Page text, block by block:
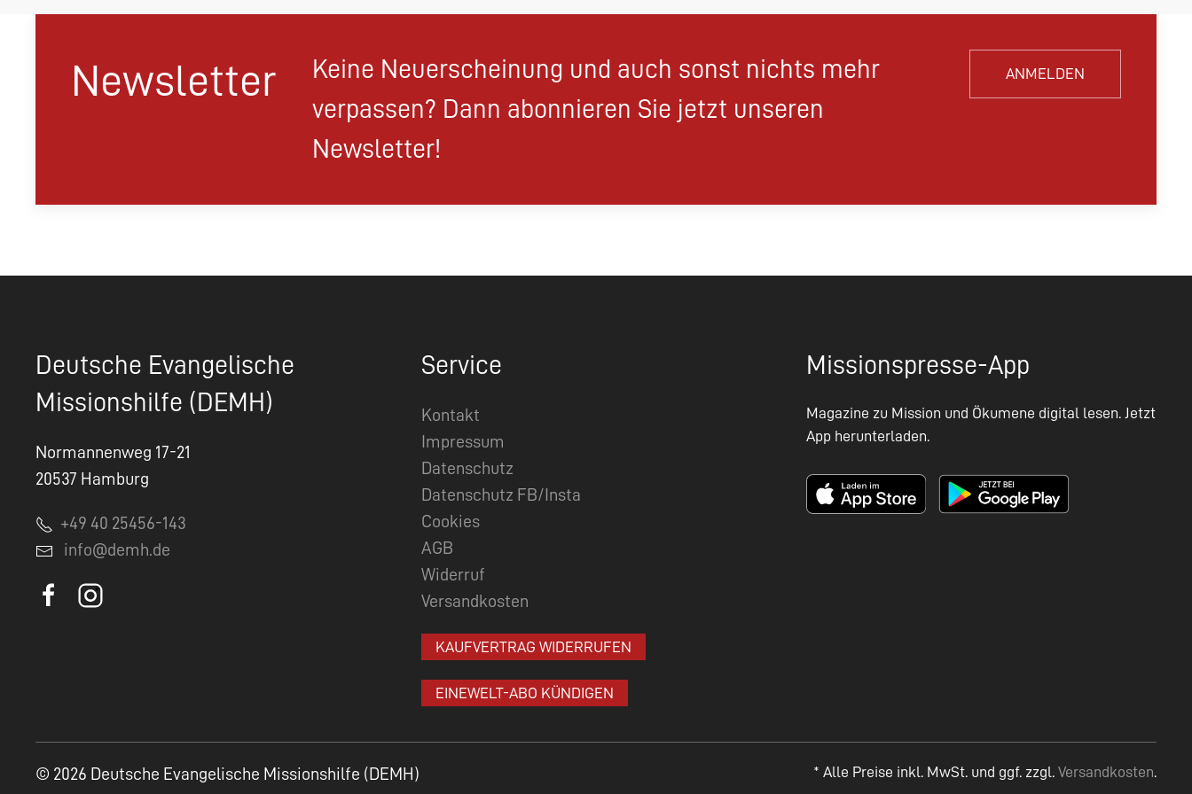
Newsletter
Keine Neuerscheinung und auch sonst nichts mehr
verpassen? Dann abonnieren Sie jetzt unseren
Newsletter!
ANMELDEN
Deutsche Evangelische
Missionshilfe (DEMH)
Normannenweg 17-21
20537 Hamburg
+49 40 25456-143
info@demh.de
Service
Kontakt
Impressum
Datenschutz
Datenschutz FB/Insta
Cookies
AGB
Widerruf
Versandkosten
KAUFVERTRAG WIDERRUFEN
EINEWELT-ABO KÜNDIGEN
Missionspresse-App
Magazine zu Mission und Ökumene digital lesen. Jetzt
App herunterladen.
* Alle Preise inkl. MwSt. und ggf. zzgl. Versandkosten.
© 2026 Deutsche Evangelische Missionshilfe (DEMH)